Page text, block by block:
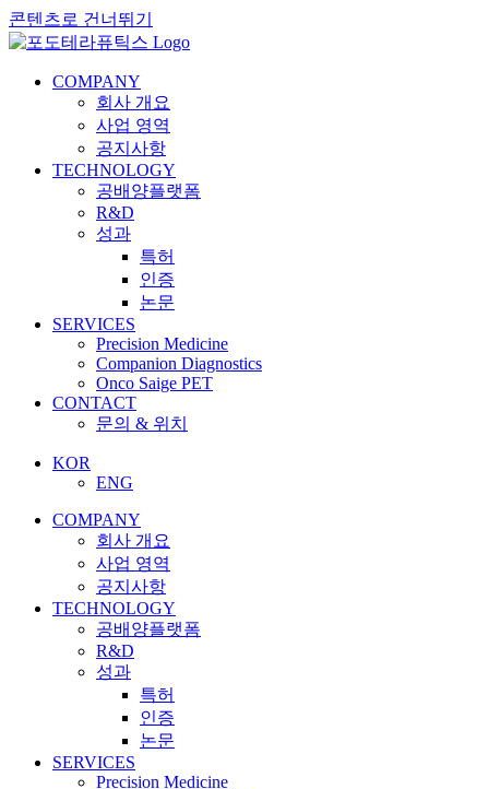
콘텐츠로 건너뛰기
COMPANY
회사 개요
사업 영역
공지사항
TECHNOLOGY
공배양플랫폼
R&D
성과
특허
인증
논문
SERVICES
Precision Medicine
Companion Diagnostics
Onco Saige PET
CONTACT
문의 & 위치
KOR
ENG
COMPANY
회사 개요
사업 영역
공지사항
TECHNOLOGY
공배양플랫폼
R&D
성과
특허
인증
논문
SERVICES
Precision Medicine